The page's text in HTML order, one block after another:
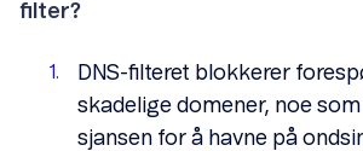
filter?
DNS-filteret blokkerer
skadelige domener, noe
sjansen for å havne på